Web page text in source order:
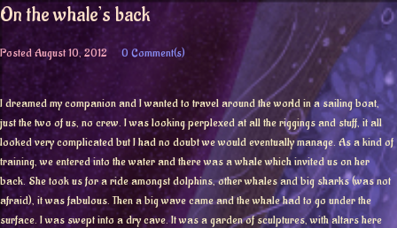
On the whale’s back
PostedAugust 10, 2012 0 Comment(s)
I dreamed my companion and I wanted to travel around the world in a sailing boat,
just the two of us, no crew. I was looking perplexed at all the riggings and stuff, it all
looked very complicated but I had no doubt we would eventually manage. As a kind of
training, we entered into the water and there was a whale which invited us on her
back. She took us for a ride amongst dolphins, other whales and big sharks (was not
afraid), it was fabulous. Then a big wave came and the whale had to go under the
surface. I was swept into a dry cave. It was a garden of sculptures, with altars here